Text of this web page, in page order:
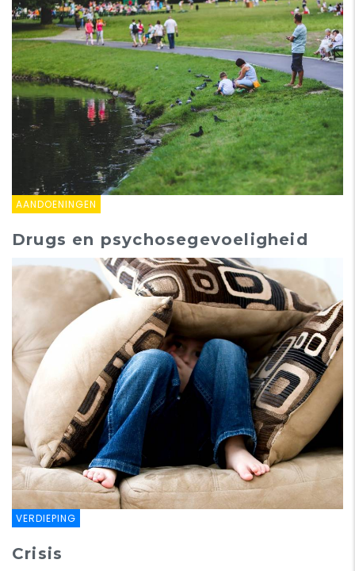
AANDOENINGEN
VERDIEPING
Drugs en psychosegevoeligheid
Crisis